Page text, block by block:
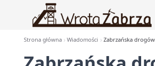
Strona główna Wiadomości Zabrzańska